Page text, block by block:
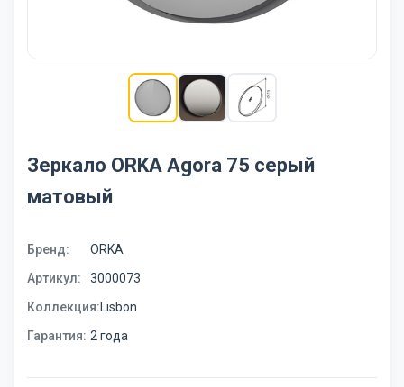
Зеркало ORKA Agora 75 серый
матовый
Бренд:
ORKA
Артикул:
3000073
Коллекция: Lisbon
Гарантия: 2 года